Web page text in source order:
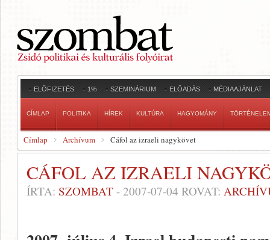
ELŐFIZETÉS 1% SZEMINÁRIUM ELŐADÁS MÉDIAAJÁNLAT
CÍMLAP POLITIKA HÍREK KULTÚRA HAGYOMÁNY
Címlap Archívum Cáfol az izraeli nagykövet
CÁFOL AZ IZRAELI
ÍRTA: SZOMBAT - 2007-07-04 ROVAT: